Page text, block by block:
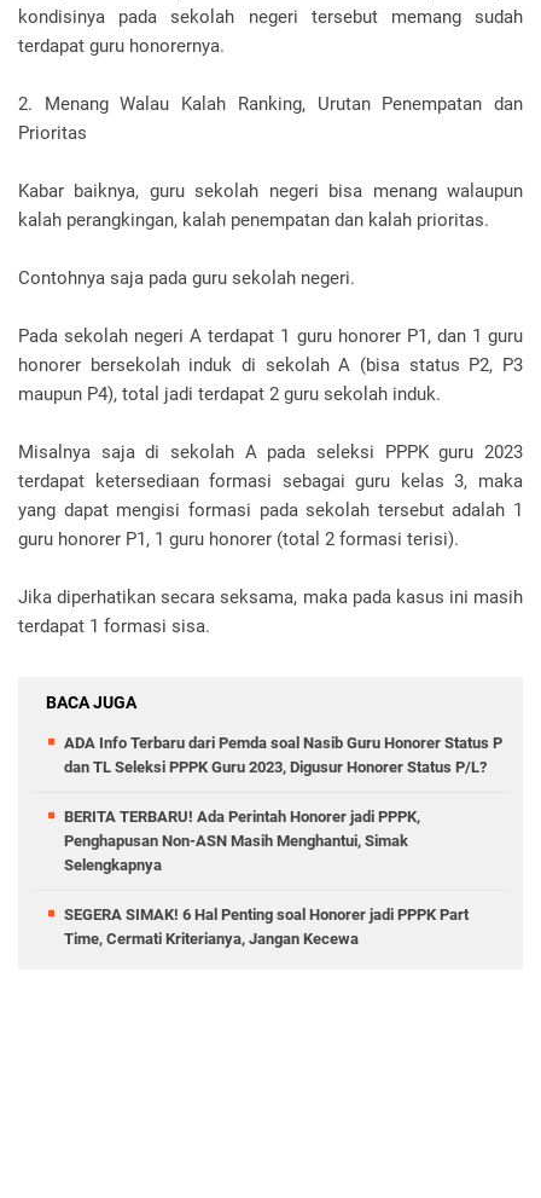
kondisinya pada sekolah negeri tersebut memang sudah
terdapat guru honorernya.
2. Menang Walau Kalah Ranking, Urutan Penempatan dan
Prioritas
Kabar baiknya, guru sekolah negeri bisa menang walaupun
kalah perangkingan, kalah penempatan dan kalah prioritas.
Contohnya saja pada guru sekolah negeri.
Pada sekolah negeri A terdapat 1 guru honorer P1, dan 1 guru
honorer bersekolah induk di sekolah A (bisa status P2, P3
maupun P4), total jadi terdapat 2 guru sekolah induk.
Misalnya saja di sekolah A pada seleksi PPPK guru 2023
terdapat ketersediaan formasi sebagai guru kelas 3, maka
yang dapat mengisi formasi pada sekolah tersebut adalah 1
guru honorer P1, 1 guru honorer (total 2 formasi terisi).
Jika diperhatikan secara seksama, maka pada kasus ini masih
terdapat 1 formasi sisa.
BACA JUGA
ADA Info Terbaru dari Pemda soal Nasib Guru Honorer Status P
dan TL Seleksi PPPK Guru 2023, Digusur Honorer Status P/L?
BERITA TERBARU! Ada Perintah Honorer jadi PPPK,
Penghapusan Non-ASN Masih Menghantui, Simak
Selengkapnya
SEGERA SIMAK! 6 Hal Penting soal Honorer jadi PPPK Part
Time, Cermati Kriterianya, Jangan Kecewa